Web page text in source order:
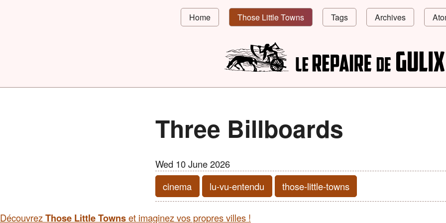
Home Those Little Towns Tags Archives
Three Billboards
Wed 10 June 2026
cinema
lu-vu-entendu those-little-towns
DécouvrezThose Little Townset imaginez vos propres villes !